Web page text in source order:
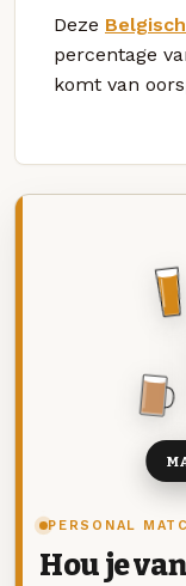
Deze
percentage
komt van
PERSONAL
Hou je van